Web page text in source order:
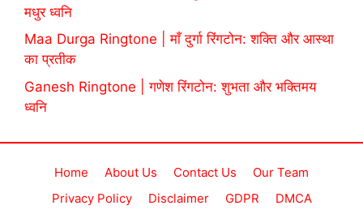
मधुर ध्वनि
Maa Durga Ringtone | माँ दुर्गा रिंगटोन: शक्ति और आस्था
का प्रतीक
Ganesh Ringtone | गणेश रिंगटोन: शुभता और भक्तिमय
ध्वनि
Home About Us Contact Us
Our Team
Privacy Policy
Disclaimer GDPR DMCA